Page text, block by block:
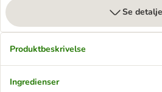
Se
Produktbeskrivelse
Ingredienser